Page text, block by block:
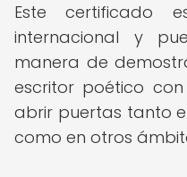
Este certificado
internacional y
manera de
escritor poético
abrir puertas tanto
como en otros